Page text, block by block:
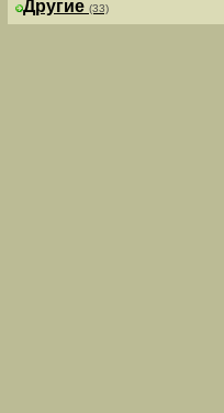
Другие (33)